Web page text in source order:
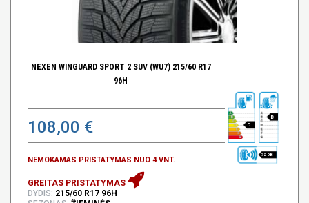
NEXEN WINGUARD SPORT 2 SUV (WU7) 215/60 R17
96H
108,00 €
NEMOKAMAS PRISTATYMAS NUO 4 VNT.
D
B
72 DB
GREITAS PRISTATYMAS
DYDIS: 215/60 R17 96H